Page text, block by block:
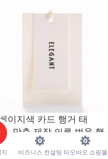
이지색 카드 행거 태
, 맞춤 제작 의류 범용 행
태그 디자인, 상표 맞
비즈니스 컨설팅 타오바오 쇼핑몰